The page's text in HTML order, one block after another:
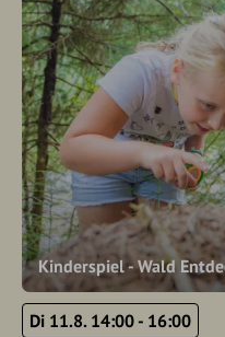
Kinderspiel - Wald
Di 11.8. 14:00 - 16:00